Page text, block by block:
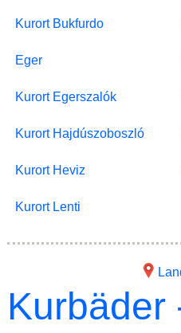
Kurort Bukfurdo
Eger
Kurort Egerszalók
Kurort Hajdúszoboszló
Kurort Heviz
Kurort Lenti
Kurbäder